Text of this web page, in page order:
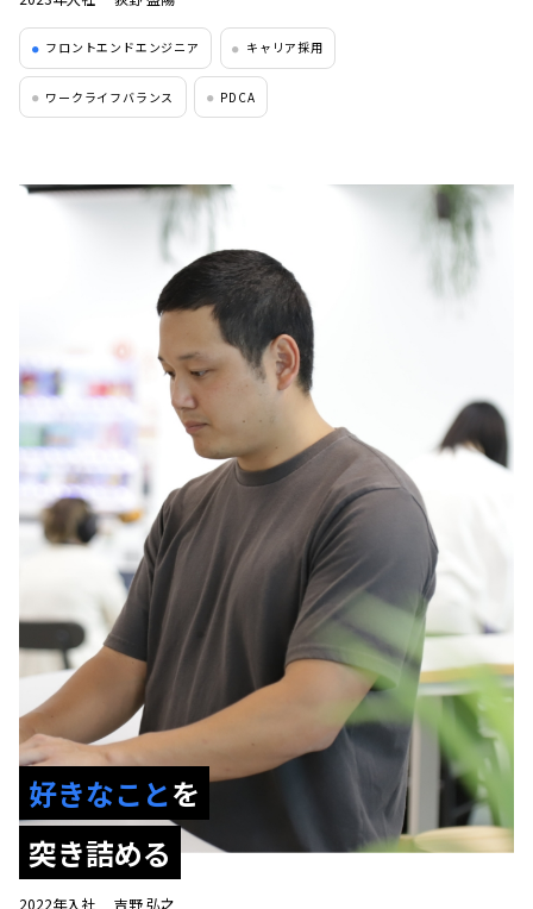
● フロントエンドエンジニア ● キャリア採用
● ワークライフバランス ● PDCA
好きなことを
突き詰める
2022年入社 吉野 弘之